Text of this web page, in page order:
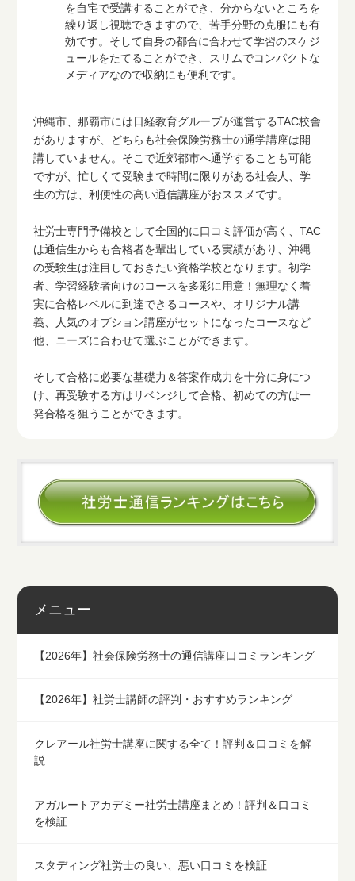
を自宅で受講することができ、分からないところを
繰り返し視聴できますので、苦手分野の克服にも有
効です。そして自身の都合に合わせて学習のスケジ
ュールをたてることができ、スリムでコンパクトな
メディアなので収納にも便利です。
沖縄市、那覇市には日経教育グループが運営するTAC校舎
がありますが、どちらも社会保険労務士の通学講座は開
講していません。そこで近郊都市へ通学することも可能
ですが、忙しくて受験まで時間に限りがある社会人、学
生の方は、利便性の高い通信講座がおススメです。
社労士専門予備校として全国的に口コミ評価が高く、TAC
は通信生からも合格者を輩出している実績があり、沖縄
の受験生は注目しておきたい資格学校となります。初学
者、学習経験者向けのコースを多彩に用意！無理なく着
実に合格レベルに到達できるコースや、オリジナル講
義、人気のオプション講座がセットになったコースなど
他、ニーズに合わせて選ぶことができます。
そして合格に必要な基礎力＆答案作成力を十分に身につ
け、再受験する方はリベンジして合格、初めての方は一
発合格を狙うことができます。
メニュー
【2026年】社会保険労務士の通信講座口コミランキング
【2026年】社労士講師の評判・おすすめランキング
クレアール社労士講座に関する全て！評判＆口コミを解
説
アガルートアカデミー社労士講座まとめ！評判＆口コミ
を検証
スタディング社労士の良い、悪い口コミを検証